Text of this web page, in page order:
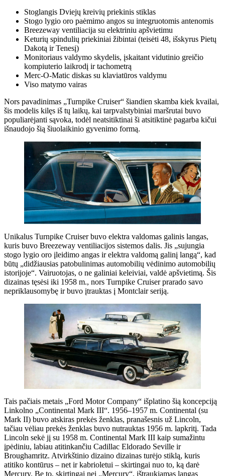
Stoglangis Dviejų kreivių priekinis stiklas
Stogo lygio oro paėmimo angos su integruotomis antenomis
Breezeway ventiliacija su elektriniu apšvietimu
Keturių spindulių priekiniai žibintai (teisėti 48, išskyrus Pietų
Dakotą ir Tenesį)
Monitoriaus valdymo skydelis, įskaitant vidutinio greičio
kompiuterio laikrodį ir tachometrą
Merc-O-Matic diskas su klaviatūros valdymu
Viso matymo vairas
Nors pavadinimas „Turnpike Cruiser“ šiandien skamba kiek kvailai,
šis modelis kilęs iš tų laikų, kai tarpvalstybiniai maršrutai buvo
populiarėjanti sąvoka, todėl neatsitiktinai ši atsitiktinė pagarba kičui
išnaudojo šią šiuolaikinio gyvenimo formą.
Unikalus Turnpike Cruiser buvo elektra valdomas galinis langas,
kuris buvo Breezeway ventiliacijos sistemos dalis. Jis „sujungia
stogo lygio oro įleidimo angas ir elektra valdomą galinį langą“, kad
būtų „didžiausias patobulinimas automobilių vėdinimo automobilių
istorijoje“. Vairuotojas, o ne galiniai keleiviai, valdė apšvietimą. Šis
dizainas tęsėsi iki 1958 m., nors Turnpike Cruiser prarado savo
nepriklausomybę ir buvo įtrauktas į Montclair seriją.
Tais pačiais metais „Ford Motor Company“ išplatino šią koncepciją
Linkolno „Continental Mark III“. 1956–1957 m. Continental (su
Mark II) buvo atskiras prekės ženklas, pranašesnis už Lincoln,
tačiau vėliau prekės ženklas buvo nutrauktas 1956 m. lapkritį. Tada
Lincoln sekė jį su 1958 m. Continental Mark III kaip sumažintu
įpėdiniu, labiau atitinkančiu Cadillac Eldorado Seville ir
Broughamritz. Atvirkštinio dizaino dizainas turėjo stiklą, kuris
atitiko kontūrus – net ir kabrioletui – skirtingai nuo to, ką darė
Mercury. Be to, skirtingai nei „Mercury“, ištraukiamas langas